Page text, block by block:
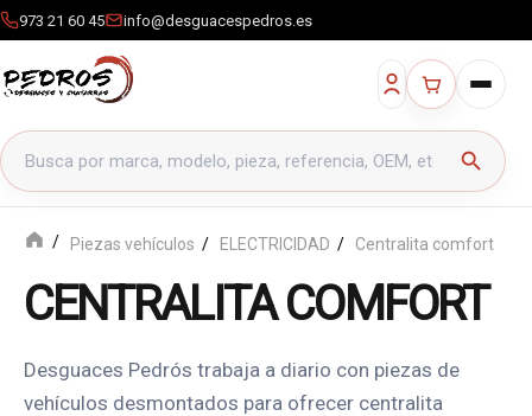
973 21 60 45 info@desguacespedros.es
Buscar productos
search
Piezas vehículos ELECTRICIDAD Centralita comfort
CENTRALITA COMFORT
Desguaces Pedrós trabaja a diario con piezas de
vehículos desmontados para ofrecer centralita